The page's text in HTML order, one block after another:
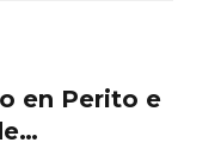
- Grupo
y
en Perito e